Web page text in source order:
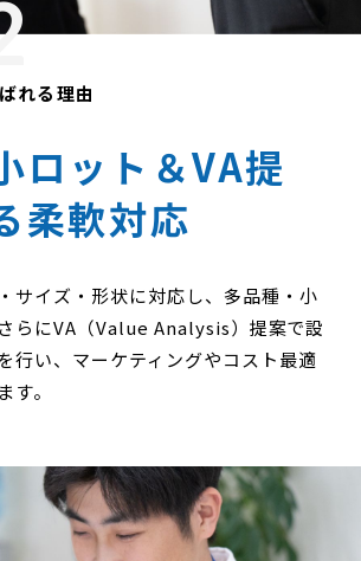
れる理由
ロット＆VA提
柔軟対応
サイズ・形状に対応し、多品種・小
らにVA（Value Analysis）提案で設
行い、マーケティングやコスト最適
す。